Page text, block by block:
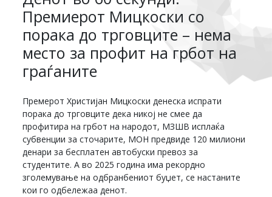
Премиерот Мицкоски со
порака до трговците – нема
место за профит на грбот на
граѓаните
Премерот Христијан Мицкоски денеска испрати
порака до трговците дека никој не смее да
профитира на грбот на народот, МЗШВ исплаќа
субвенции за сточарите, МОН предвиде 120 милиони
денари за бесплатен автобуски превоз за
студентите. А во 2025 година има рекордно
зголемување на одбранбениот буџет, се настаните
кои го одбележаа денот.